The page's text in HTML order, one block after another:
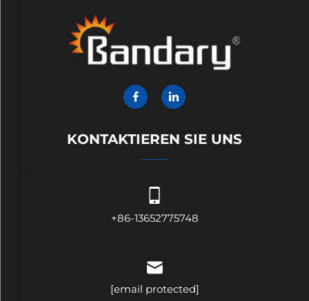
KONTAKTIEREN SIE UNS
+86-13652775748
[email protected]